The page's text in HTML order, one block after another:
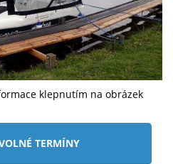
klepnutím na obrázek
TERMÍNY